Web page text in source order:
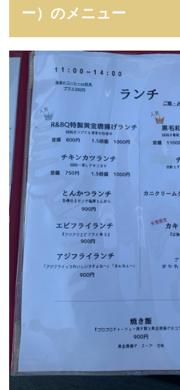
ー）のメニュー